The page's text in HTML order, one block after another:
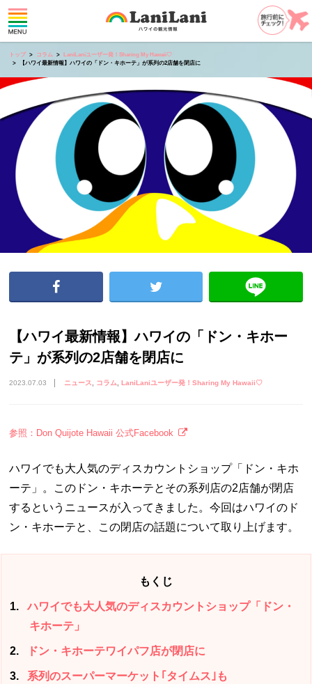
トップ コラム
LaniLaniユーザー発！Sharing My Hawaii♡
【ハワイ最新情報】ハワイの「ドン・キホーテ」が系列の2店舗を閉店に
【ハワイ最新情報】ハワイの「ドン・キホー
テ」が系列の2店舗を閉店に
2023.07.03 ニュース コラム LaniLaniユーザー発！Sharing My Hawaii♡
参照：Don Quijote Hawaii 公式Facebook
ハワイでも大人気のディスカウントショップ「ドン・キホ
ーテ」。このドン・キホーテとその系列店の2店舗が閉店
するというニュースが入ってきました。今回はハワイのド
ン・キホーテと、この閉店の話題について取り上げます。
もくじ
1
ハワイでも大人気のディスカウントショップ「ドン・
キホーテ」
2 ドン・キホーテワイパフ店が閉店に
3 系列のスーパーマーケット｢タイムス｣も